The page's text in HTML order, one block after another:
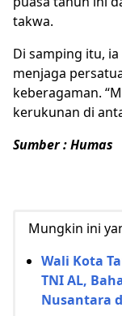
takwa.
Di samping itu,
menjaga
keberagaman.
kerukunan di
Sumber : Humas
Mungkin ini
Wali Kota
TNI AL,
Nusantara